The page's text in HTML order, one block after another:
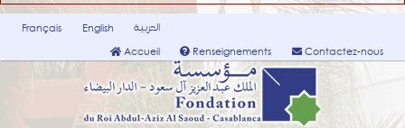
Français English
العربية
Accueil
Renseignements Contactez-nous